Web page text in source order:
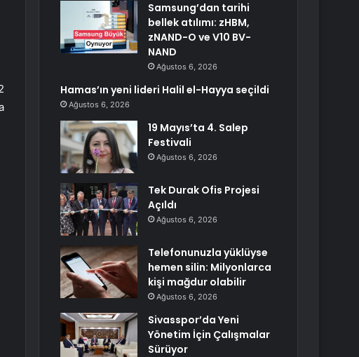
Samsung’dan tarihi
bellek atılımı: zHBM,
zNAND-O ve V10 BV-
NAND
Ağustos 6, 2026
Hamas’ın yeni lideri Halil el-Hayya seçildi
Ağustos 6, 2026
19 Mayıs’ta 4. Salep
Festivali
Ağustos 6, 2026
Tek Durak Ofis Projesi
Açıldı
Ağustos 6, 2026
Telefonunuzla yüklüyse
hemen silin: Milyonlarca
kişi mağdur olabilir
Ağustos 6, 2026
Sivasspor’da Yeni
Yönetim İçin Çalışmalar
Sürüyor